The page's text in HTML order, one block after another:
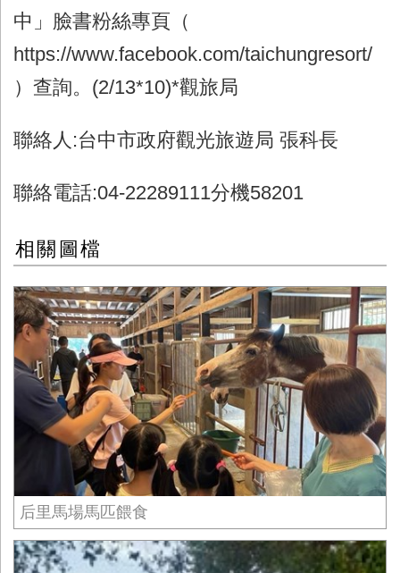
中」臉書粉絲專頁（
https://www.facebook.com/taichungresort/
）查詢。(2/13*10)*觀旅局
聯絡人:台中市政府觀光旅遊局 張科長
聯絡電話:04-22289111分機58201
相關圖檔
后里馬場馬匹餵食